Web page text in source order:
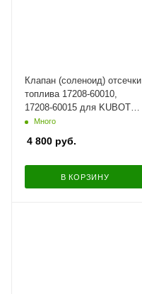
Клапан (соленоид) отсечки
топлива 17208-60010,
17208-60015 для KUBOTA
V1305, 12В
Много
4 800 руб.
В КОРЗИНУ